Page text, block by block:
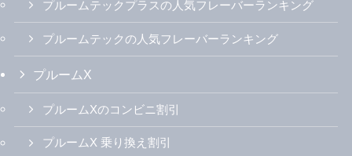
プルームテックプラスの人気フレーバーランキング
プルームテックの人気フレーバーランキング
プルームX
プルームXのコンビニ割引
プルームX 乗り換え割引